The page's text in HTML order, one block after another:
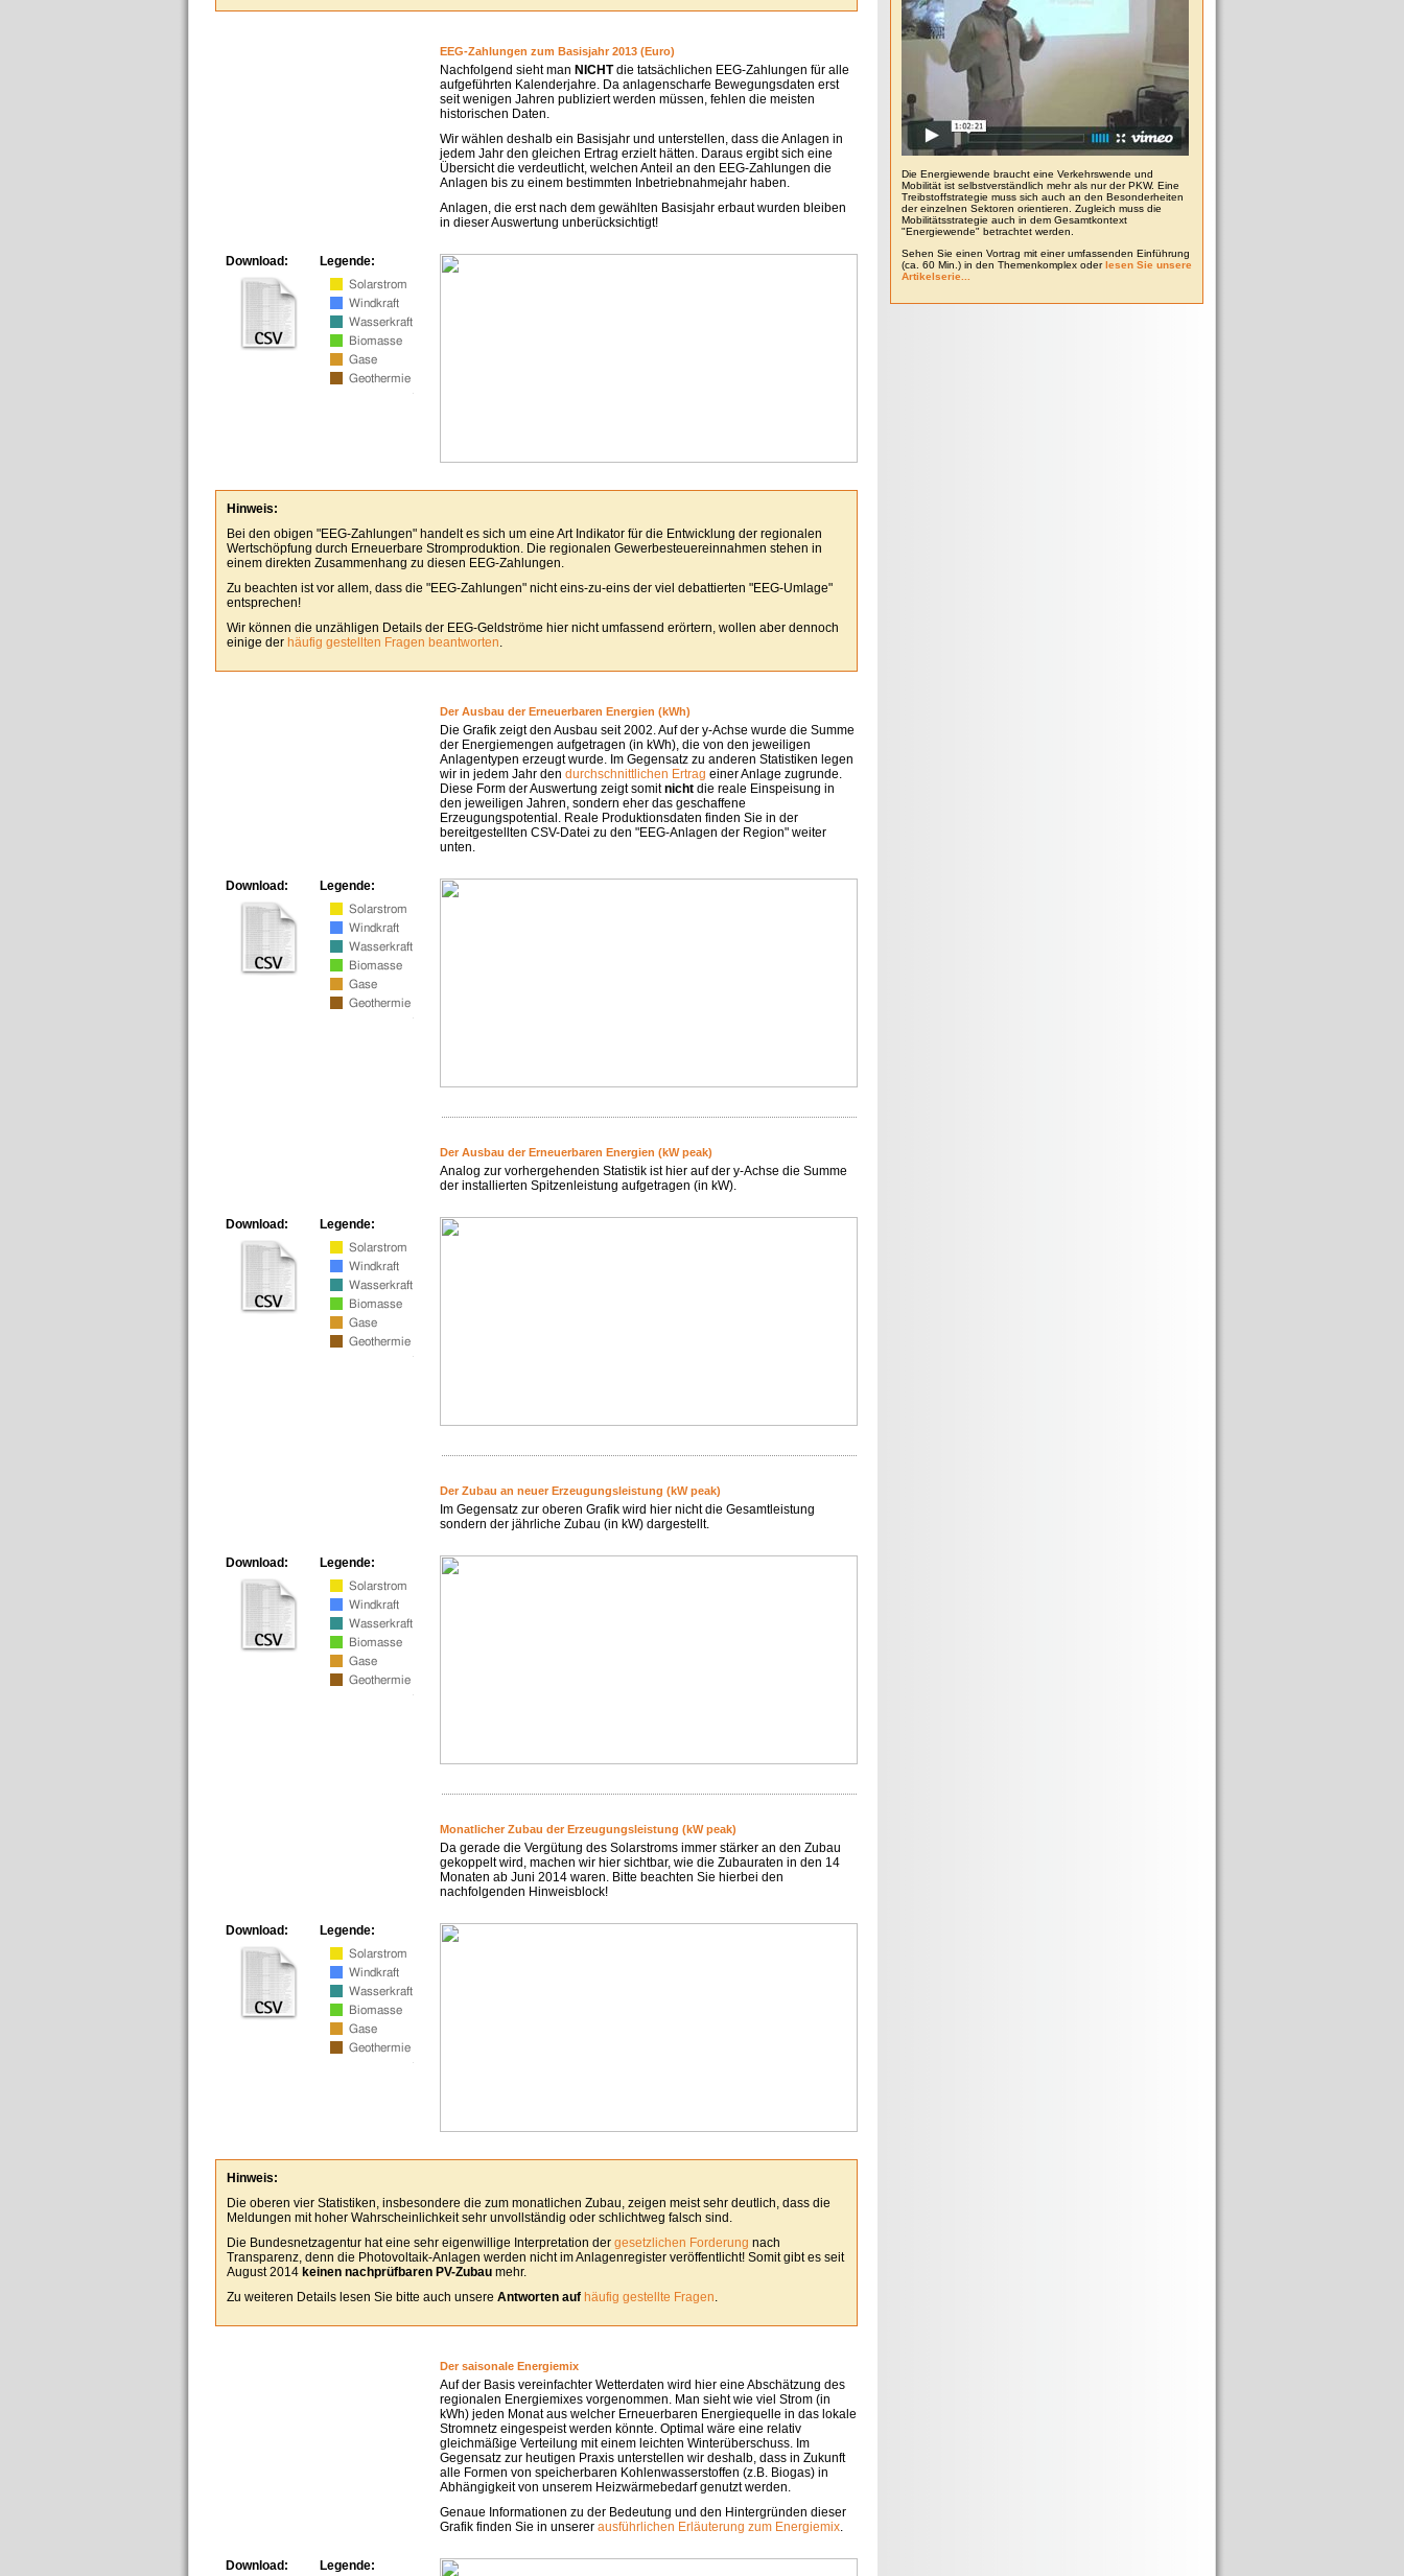
EEG-Zahlungen zum Basisjahr 2013 (Euro)
Nachfolgend sieht man NICHTdie tatsächlichen EEG-Zahlungen für alle
aufgeführten Kalenderjahre. Da anlagenscharfe Bewegungsdaten erst
seit wenigen Jahren publiziert werden müssen, fehlen die meisten
historischen Daten.
Wir wählen deshalb ein Basisjahr und unterstellen, dass die Anlagen in
jedem Jahr den gleichen Ertrag erzielt hätten. Daraus ergibt sich eine
Übersicht die verdeutlicht, welchen Anteil an den EEG-Zahlungen die
Anlagen bis zu einem bestimmten Inbetriebnahmejahr haben.
Anlagen, die erst nach dem gewählten Basisjahr erbaut wurden bleiben
in dieser Auswertung unberücksichtigt!
Legende:
Download:
Hinweis:
Bei den obigen "EEG-Zahlungen" handelt es sich um eine Art Indikator für die Entwicklung der regionalen
Wertschöpfung durch Erneuerbare Stromproduktion. Die regionalen Gewerbesteuereinnahmen stehen in
einem direkten Zusammenhang zu diesen EEG-Zahlungen.
Zu beachten ist vor allem, dass die "EEG-Zahlungen" nicht eins-zu-eins der viel debattierten "EEG-Umlage"
entsprechen!
Wir können die unzähligen Details der EEG-Geldströme hier nicht umfassend erörtern, wollen aber dennoch
einige der häufig gestellten Fragen beantworten.
Der Ausbau der Erneuerbaren Energien (kWh)
Die Grafik zeigt den Ausbau seit 2002. Auf der y-Achse wurde die Summe
der Energiemengen aufgetragen (in kWh), die von den jeweiligen
Anlagentypen erzeugt wurde. Im Gegensatz zu anderen Statistiken legen
wir in jedem Jahr den durchschnittlichen Ertrag einer Anlage zugrunde.
Diese Form der Auswertung zeigt somitnicht die reale Einspeisung in
den jeweiligen Jahren, sondern eher das geschaffene
Erzeugungspotential. Reale Produktionsdaten finden Sie in der
bereitgestellten CSV-Datei zu den "EEG-Anlagen der Region" weiter
unten.
Legende:
Download:
Der Ausbau der Erneuerbaren Energien (kW peak)
Analog zur vorhergehenden Statistik ist hier auf der y-Achse die Summe
der installierten Spitzenleistung aufgetragen (in kW).
Legende:
Download:
Der Zubau an neuer Erzeugungsleistung (kW peak)
Im Gegensatz zur oberen Grafik wird hier nicht die Gesamtleistung
sondern der jährliche Zubau (in kW) dargestellt.
Legende:
Download:
Monatlicher Zubau der Erzeugungsleistung (kW peak)
Da gerade die Vergütung des Solarstroms immer stärker an den Zubau
gekoppelt wird, machen wir hier sichtbar, wie die Zubauraten in den 14
Monaten ab Juni 2014 waren. Bitte beachten Sie hierbei den
nachfolgenden Hinweisblock!
Legende:
Download:
Hinweis:
Die oberen vier Statistiken, insbesondere die zum monatlichen Zubau, zeigen meist sehr deutlich, dass die
Meldungen mit hoher Wahrscheinlichkeit sehr unvollständig oder schlichtweg falsch sind.
Die Bundesnetzagentur hat eine sehr eigenwillige Interpretation der gesetzlichen Forderung nach
Transparenz, denn die Photovoltaik-Anlagen werden nicht im Anlagenregister veröffentlicht! Somit gibt es seit
August 2014 keinen nachprüfbaren PV-Zubau mehr.
Zu weiteren Details lesen Sie bitte auch unsere Antworten auf häufig gestellte Fragen.
Der saisonale Energiemix
Auf der Basis vereinfachter Wetterdaten wird hier eine Abschätzung des
regionalen Energiemixes vorgenommen. Man sieht wie viel Strom (in
kWh) jeden Monat aus welcher Erneuerbaren Energiequelle in das lokale
Stromnetz eingespeist werden könnte. Optimal wäre eine relativ
gleichmäßige Verteilung mit einem leichten Winterüberschuss. Im
Gegensatz zur heutigen Praxis unterstellen wir deshalb, dass in Zukunft
alle Formen von speicherbaren Kohlenwasserstoffen (z.B. Biogas) in
Abhängigkeit von unserem Heizwärmebedarf genutzt werden.
Genaue Informationen zu der Bedeutung und den Hintergründen dieser
Grafik finden Sie in unserer ausführlichen Erläuterung zum Energiemix.
Legende:
Download:
Die Energiewende braucht eine Verkehrswende und
Mobilität ist selbstverständlich mehr als nur der PKW. Eine
Treibstoffstrategie muss sich auch an den Besonderheiten
der einzelnen Sektoren orientieren. Zugleich muss die
Mobilitätsstrategie auch in dem Gesamtkontext
"Energiewende" betrachtet werden.
Sehen Sie einen Vortrag mit einer umfassenden Einführung
(ca. 60 Min.) in den Themenkomplex oderlesen Sie unsere
Artikelserie...